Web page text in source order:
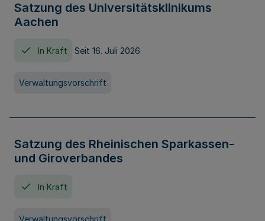
Satzung des Universitätsklinikums
Aachen
In Kraft Seit 16. Juli 2026
Verwaltungsvorschrift
Satzung des Rheinischen Sparkassen-
und Giroverbandes
In Kraft
Verwaltungsvorschrift